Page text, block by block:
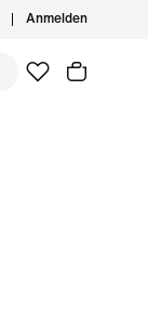
Anmelden